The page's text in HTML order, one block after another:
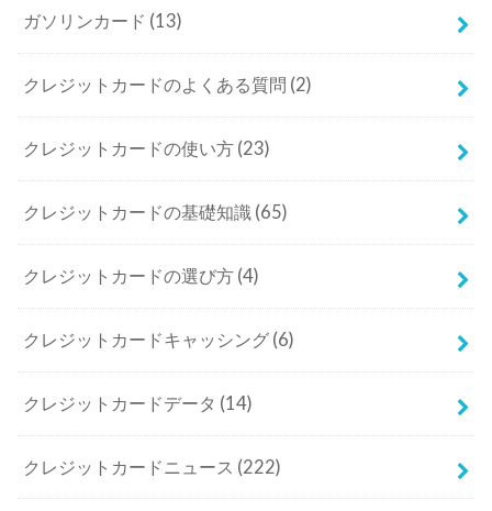
ガソリンカード (13)
クレジットカードのよくある質問 (2)
クレジットカードの使い方 (23)
クレジットカードの基礎知識 (65)
クレジットカードの選び方 (4)
クレジットカードキャッシング (6)
クレジットカードデータ (14)
クレジットカードニュース (222)